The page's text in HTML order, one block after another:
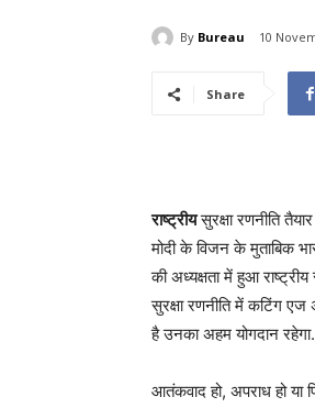
By Bureau 10
Share
राष्ट्रीयसुरक्षा रणनीति
मोदी के विजन के मुताबिक
की अध्यक्षता में हुआ
सुरक्षा रणनीति में कटिंग एज
है उनका अहम योगदान रहेगा.
आतंकवाद हो, अपराध हो